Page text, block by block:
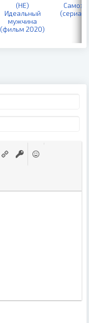
(НЕ)
Идеальный
мужчина
(фильм 2020)
(сериал